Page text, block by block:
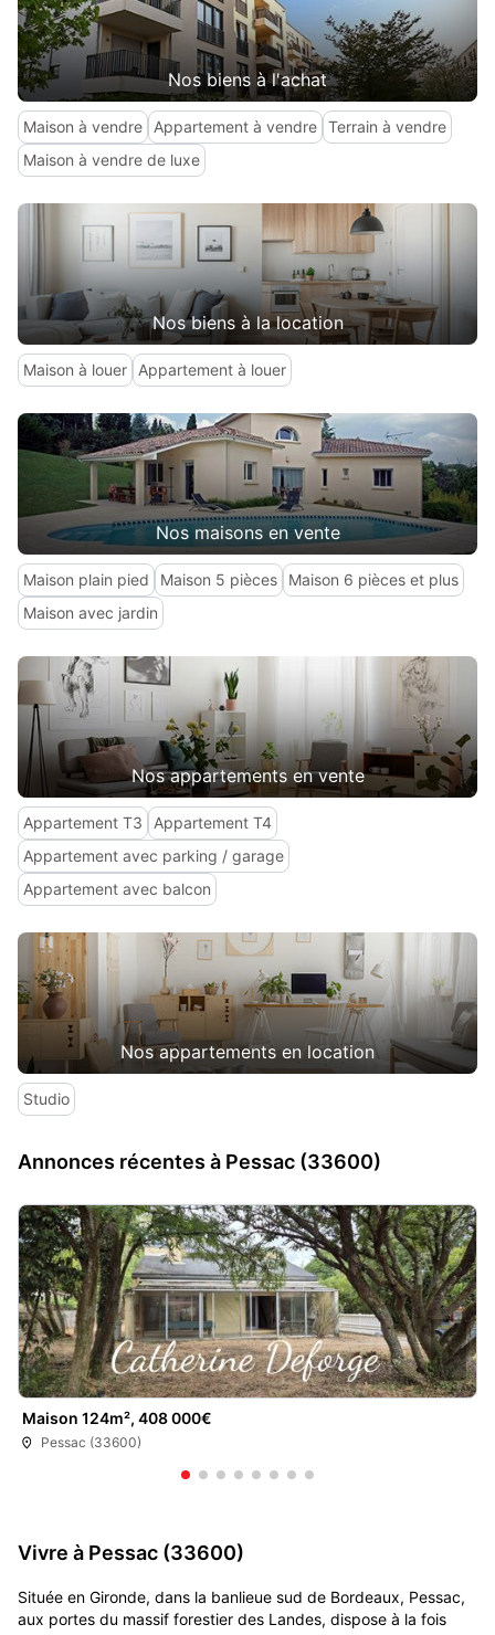
Nos biens à l'achat
Maison à vendre Appartement à vendre Terrain à vendre
Maison à vendre de luxe
Nos biens à la location
Maison à louer Appartement à louer
Nos maisons en vente
Maison plain pied Maison 5 pièces
Maison 6 pièces et plus
Maison avec jardin
Nos appartements en vente
Appartement T3
Appartement T4
Appartement avec parking / garage
Appartement avec balcon
Nos appartements en location
Studio
Annonces récentes à Pessac (33600)
Maison 124m², 408 000€
Pessac (33600)
Vivre à Pessac (33600)
Située en Gironde, dans la banlieue sud de Bordeaux, Pessac,
aux portes du massif forestier des Landes, dispose à la fois